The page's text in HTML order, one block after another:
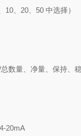
10、20、50 中选择）
数量、净量、保持、
20mA